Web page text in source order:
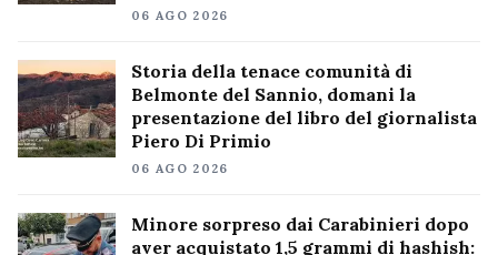
06 AGO 2026
Storia della tenace comunità di
Belmonte del Sannio, domani la
presentazione del libro del giornalista
Piero Di Primio
06 AGO 2026
Minore sorpreso dai Carabinieri dopo
aver acquistato 1,5 grammi di hashish: